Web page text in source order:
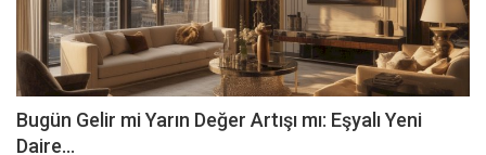
Bugün Gelir mi Yarın Değer Artışı mı: Eşyalı Yeni
Daire...